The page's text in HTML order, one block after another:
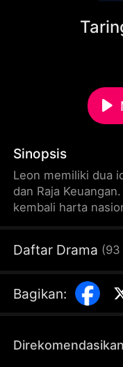
Sinopsis
Leon memiliki dua
dan Raja
kembali harta
ditabrak hingga
Serigala pulang,
menghancurkan
Daftar Drama (93
Bagikan: